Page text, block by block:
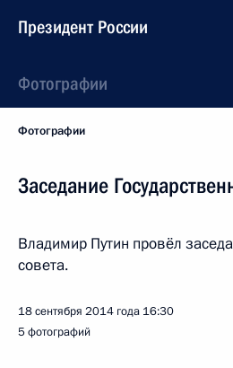
Президент России
Фотографии
Фотографии
Заседание
Владимир Путин провёл
совета.
18 сентября 2014 года 16:30
5 фотографий